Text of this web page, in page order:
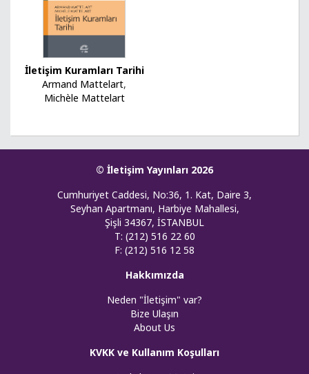
İletişim Kuramları Tarihi
Armand Mattelart,
Michèle Mattelart
© İletişim Yayınları 2026
Cumhuriyet Caddesi, No:36, 1. Kat, Daire 3,
Seyhan Apartmanı, Harbiye Mahallesi,
Şişli 34367, İSTANBUL
T: (212) 516 22 60
F: (212) 516 12 58
Hakkımızda
Neden "İletişim" var?
Bize Ulaşın
About Us
KVKK ve Kullanım Koşulları